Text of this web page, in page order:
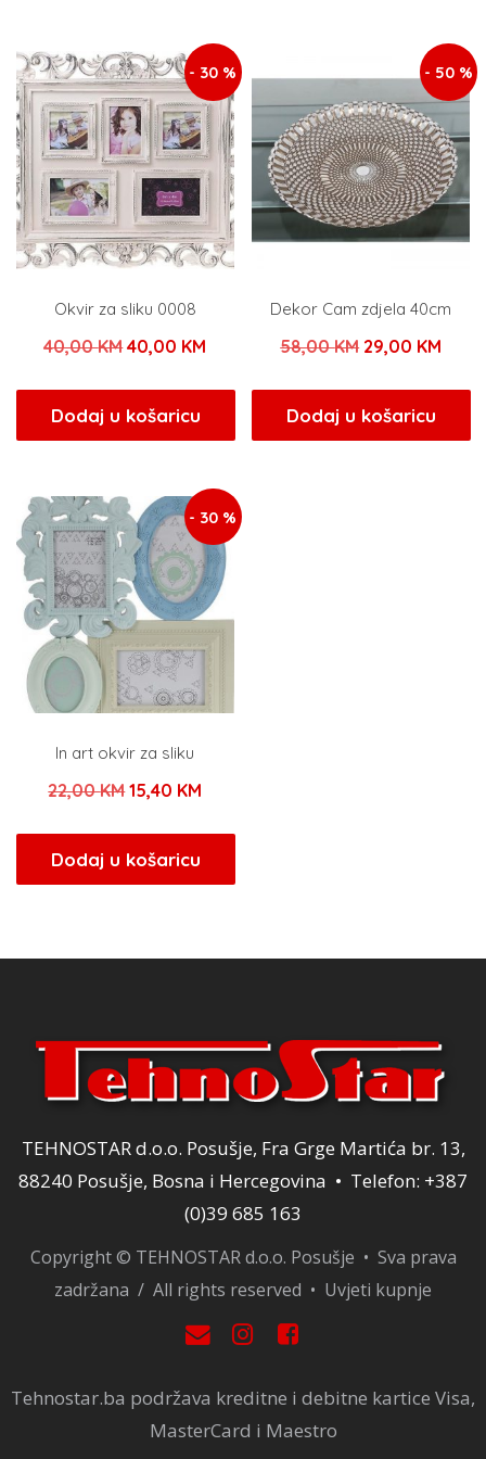
- 30 %
Okvir za sliku 0008
40,00KMIzvorna
bila
je:
40,00 KM Trenutna
40,00 KM.
Dodaj u košaricu
- 50 %
Dekor Cam zdjela 40cm
58,00KM Izvorna
bila
je:
29,00 KM
Dodaj u košaricu
- 30 %
In art okvir za sliku
22,00KMIzvorna
bila
je:
15,40 KM
15,40 KM.
Dodaj u košaricu
TEHNOSTAR d.o.o. Posušje, Fra Grge Martića br. 13,
88240 Posušje, Bosna i Hercegovina • Telefon: +387
(0)39 685 163
Copyright © TEHNOSTAR d.o.o. Posušje • Sva prava
zadržana / All rights reserved • Uvjeti kupnje
Tehnostar.ba podržava kreditne i debitne kartice Visa,
MasterCard i Maestro